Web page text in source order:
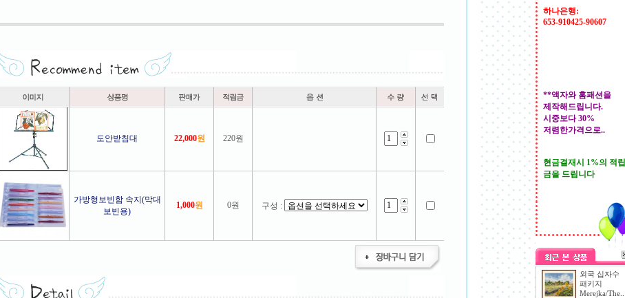
도안받침대 22,000원 220원
가방형보빈함 속지(막대
보빈용)
1,000원 0원 구성 :
하나은행:
653-910425-90607
**액자와 홈패션을
제작해드립니다.
시중보다 30%
저렴한가격으로..
현금결재시 1%의 적립
금을 드립니다
외국 십자수
패키지
Merejka/The..